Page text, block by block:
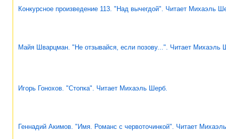
Конкурсное произведение 113. "Над вычегдой". Читает Михаэль
Майя Шварцман. "Не отзывайся, если позову...". Читает Михаэль
Игорь Гонохов. "Стопка". Читает Михаэль Шерб.
Геннадий Акимов. "Имя. Романс с червоточинкой". Читает